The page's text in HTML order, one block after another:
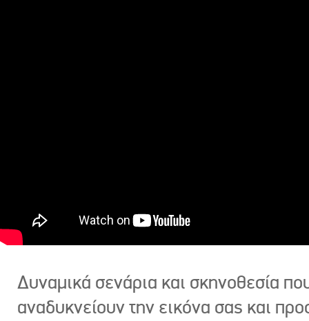
Δυναμικά σενάρια και σκηνοθεσία
αναδυκνείουν την εικόνα σας και